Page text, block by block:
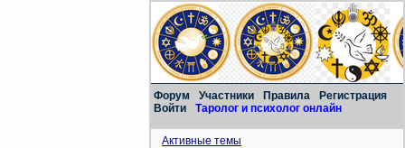
Форум Участники Правила
Регистрация
Войти
Таролог и психолог онлайн
Активные темы